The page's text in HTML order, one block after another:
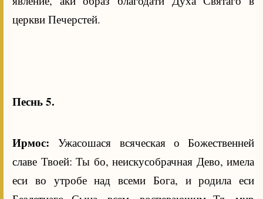
церкви Печерстей.
Песнь 5.
Ирмос:Ужасошася всяческая о Божественней
славе Твоей: Ты бо, неискусобрачная Дево, имела
еси во утробе над всеми Бога, и родила еси